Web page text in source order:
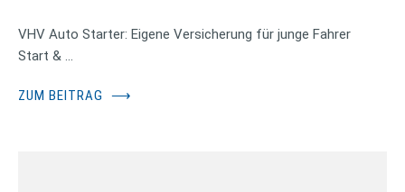
VHV Auto Starter: Eigene Versicherung für junge Fahrer
Start & …
ZUM BEITRAG ⟶